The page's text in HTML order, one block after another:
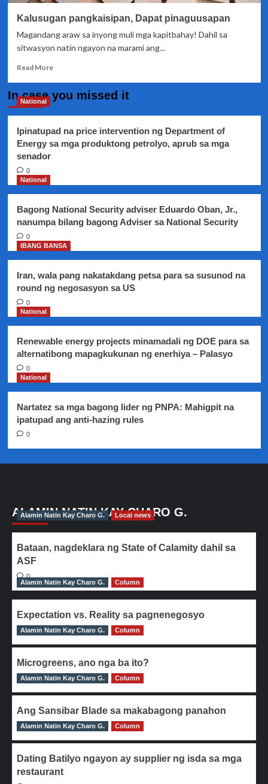
Kalusugan pangkaisipan, Dapat pinaguusapan
Magandang araw sa inyong muli mga kapitbahay! Dahil sa
sitwasyon natin ngayon na marami ang...
Read MoreRead
Kalusugan
pinaguusapan
In case you missed it
National
Ipinatupad na price intervention ng Department of
Energy sa mga produktong petrolyo, aprub sa mga
senador
0
National
Bagong National Security adviser Eduardo Oban, Jr.,
nanumpa bilang bagong Adviser sa National Security
0
IBANG BANSA
Iran, wala pang nakatakdang petsa para sa susunod na
round ng negosasyon sa US
0
National
Renewable energy projects minamadali ng DOE para sa
alternatibong mapagkukunan ng enerhiya – Palasyo
0
National
Nartatez sa mga bagong lider ng PNPA: Mahigpit na
ipatupad ang anti-hazing rules
0
ALAMIN NATIN KAY CHARO G.
Alamin Natin Kay Charo G. Local news
Bataan, nagdeklara ng State of Calamity dahil sa
ASF
0
Alamin Natin Kay Charo G.
Column
Expectation vs. Reality sa pagnenegosyo
0
Alamin Natin Kay Charo G. Column
Microgreens, ano nga ba ito?
0
Alamin Natin Kay Charo G. Column
Ang Sansibar Blade sa makabagong panahon
0
Alamin Natin Kay Charo G. Column
Dating Batilyo ngayon ay supplier ng isda sa mga
restaurant